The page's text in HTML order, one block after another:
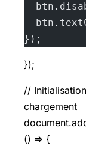
});
});
//
chargement
() => {